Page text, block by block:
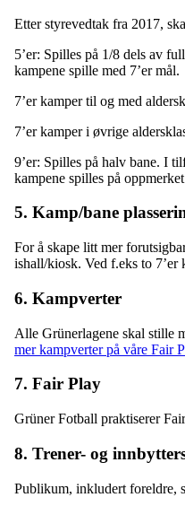
Etter styrevedtak fra 2017,
5’er: Spilles på 1/8 dels av
kampene spille med 7’er mål.
7’er kamper til og med
7’er kamper i øvrige
9’er: Spilles på halv bane. I
kampene spilles på
5. Kamp/bane
For å skape litt mer
ishall/kiosk. Ved f.eks to 7’er
6. Kampverter
Alle Grünerlagene skal stille
mer kampverter på våre Fair
7. Fair Play
Grüner Fotball praktiserer
8. Trener- og
Publikum, inkludert foreldre,